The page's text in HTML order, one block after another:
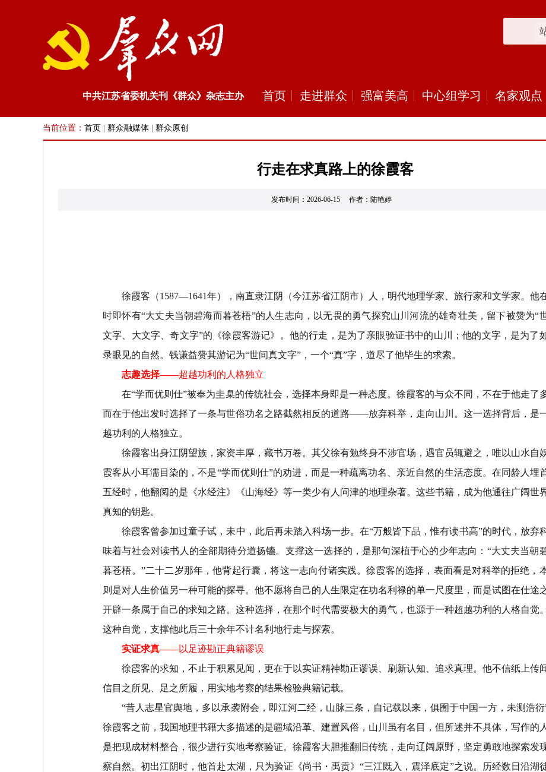
中共江苏省委机关刊《群众》杂志主办 首页 走进群众 强富美高 中心组学习 名家观点
当前位置： 首页 群众融媒体 群众原创
行走在求真路上的徐霞客
发布时间：2026-06-15 作者：陆艳婷
徐霞客（1587—1641年），南直隶江阴（今江苏省江阴市）人，明代地理学家、旅行家和文学家。他
时即怀有“大丈夫当朝碧海而暮苍梧”的人生志向，以无畏的勇气探究山川河流的雄奇壮美，留下被赞为“
文字、大文字、奇文字”的《徐霞客游记》。他的行走，是为了亲眼验证书中的山川；他的文字，是为了
录眼见的自然。钱谦益赞其游记为“世间真文字” ，一个“真”字，道尽了他毕生的求索。
志趣选择——超越功利的人格独立
在“学而优则仕”被奉为圭臬的传统社会，选择本身即是一种态度。徐霞客的与众不同，不在于他走了
而在于他出发时选择了一条与世俗功名之路截然相反的道路——放弃科举，走向山川。这一选择背后，是
越功利的人格独立。
徐霞客出身江阴望族，家资丰厚，藏书万卷。其父徐有勉终身不涉官场，遇官员辄避之，唯以山水自
霞客从小耳濡目染的，不是“学而优则仕”的劝进，而是一种疏离功名、亲近自然的生活态度。在同龄人埋
五经时，他翻阅的是《水经注》《山海经》等一类少有人问津的地理杂著。这些书籍，成为他通往广阔世
真知的钥匙。
徐霞客曾参加过童子试，未中，此后再未踏入科场一步。在“万般皆下品，惟有读书高”的时代，放弃
味着与社会对读书人的全部期待分道扬镳。支撑这一选择的，是那句深植于心的少年志向： “大丈夫当朝
暮苍梧。 ”二十二岁那年，他背起行囊，将这一志向付诸实践。徐霞客的选择，表面看是对科举的拒绝，
则是对人生价值另一种可能的探寻。他不愿将自己的人生限定在功名利禄的单一尺度里，而是试图在仕途
开辟一条属于自己的求知之路。这种选择，在那个时代需要极大的勇气，也源于一种超越功利的人格自觉
这种自觉，支撑他此后三十余年不计名利地行走与探索。
实证求真——以足迹勘正典籍谬误
徐霞客的求知，不止于积累见闻，更在于以实证精神勘正谬误、刷新认知、追求真理。他不信纸上传
信目之所见、足之所履，用实地考察的结果检验典籍记载。
“昔人志星官舆地，多以承袭附会，即江河二经，山脉三条，自记载以来，俱囿于中国一方，未测浩衍
徐霞客之前，我国地理书籍大多描述的是疆域沿革、建置风俗，山川虽有名目，但所述并不具体，写作的
是把现成材料整合，很少进行实地考察验证。徐霞客大胆推翻旧传统，走向辽阔原野，坚定勇敢地探索发
察自然。初出江阴时，他首赴太湖，只为验证《尚书 ・ 禹贡》“三江既入，震泽底定”之说。历经数日沿湖